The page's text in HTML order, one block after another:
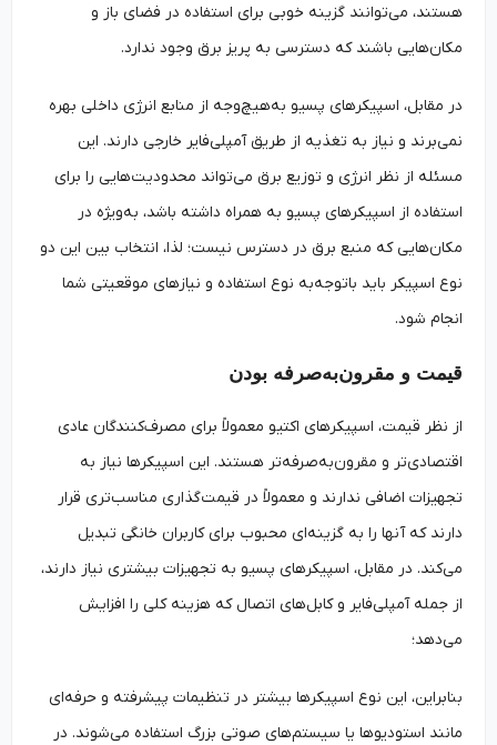
هستند، می‌توانند گزینه خوبی برای استفاده در فضای باز و
مکان‌هایی باشند که دسترسی به پریز برق وجود ندارد.
در مقابل، اسپیکرهای پسیو به‌هیچ‌وجه از منابع انرژی داخلی بهره
نمی‌برند و نیاز به تغذیه از طریق آمپلی‌فایر خارجی دارند. این
مسئله از نظر انرژی و توزیع برق می‌تواند محدودیت‌هایی را برای
استفاده از اسپیکرهای پسیو به همراه داشته باشد، به‌ویژه در
مکان‌هایی که منبع برق در دسترس نیست؛ لذا، انتخاب بین این دو
نوع اسپیکر باید باتوجه‌به نوع استفاده و نیازهای موقعیتی شما
انجام شود.
قیمت و مقرون‌به‌صرفه بودن
از نظر قیمت، اسپیکرهای اکتیو معمولاً برای مصرف‌کنندگان عادی
اقتصادی‌تر و مقرون‌به‌صرفه‌تر هستند. این اسپیکرها نیاز به
تجهیزات اضافی ندارند و معمولاً در قیمت‌گذاری مناسب‌تری قرار
دارند که آنها را به گزینه‌ای محبوب برای کاربران خانگی تبدیل
می‌کند. در مقابل، اسپیکرهای پسیو به تجهیزات بیشتری نیاز دارند،
از جمله آمپلی‌فایر و کابل‌های اتصال که هزینه کلی را افزایش
می‌دهد؛
بنابراین، این نوع اسپیکرها بیشتر در تنظیمات پیشرفته و حرفه‌ای
مانند استودیوها یا سیستم‌های صوتی بزرگ استفاده می‌شوند. در